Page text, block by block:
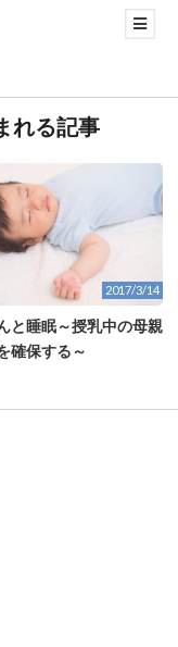
れる記事
2017/3/14
と睡眠～授乳中の母親
確保する～